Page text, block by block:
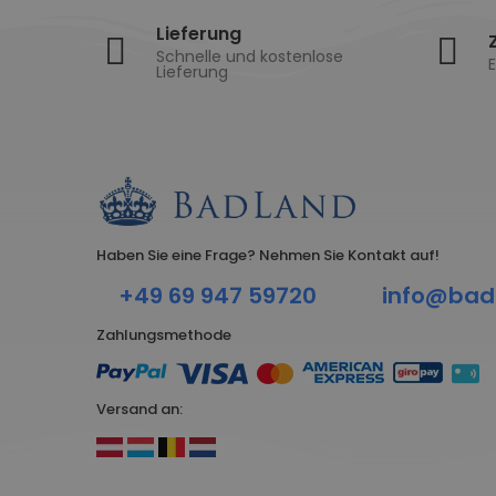
Lieferung
Schnelle und kostenlose
Lieferung
Haben Sie eine Frage? Nehmen Sie Kontakt auf!
+49 69 947 59720
Zahlungsmethode
Versand an: